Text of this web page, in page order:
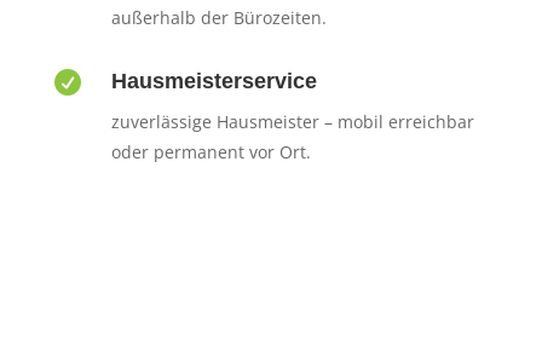
außerhalb der Bürozeiten.
 Hausmeisterservice
zuverlässige Hausmeister – mobil erreichbar
oder permanent vor Ort.